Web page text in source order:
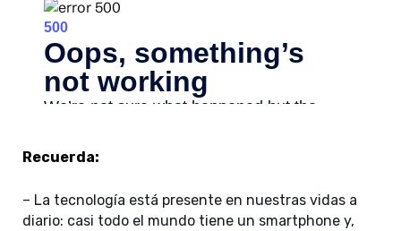
Recuerda:
– La tecnología está presente en nuestras vidas a
diario: casi todo el mundo tiene un smartphone y,